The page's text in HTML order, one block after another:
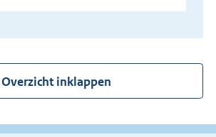
x
r
n
l
Overzicht inklappen